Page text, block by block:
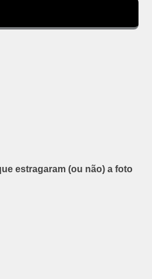
estragaram (ou não) a foto